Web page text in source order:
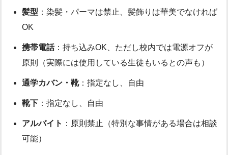
髪型 ：染髪・パーマは禁止、髪飾りは華美でなければ
OK
携帯電話：持ち込みOK、ただし校内では電源オフが
原則（実際には使用している生徒もいるとの声も）
通学カバン・靴：指定なし、自由
靴下 ：指定なし、自由
アルバイト ：原則禁止（特別な事情がある場合は相談
可能）